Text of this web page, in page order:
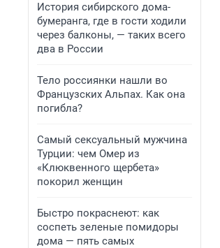
История сибирского дома-
бумеранга, где в гости ходили
через балконы, — таких всего
два в России
Тело россиянки нашли во
Французских Альпах. Как она
погибла?
Самый сексуальный мужчина
Турции: чем Омер из
«Клюквенного щербета»
покорил женщин
Быстро покраснеют: как
соспеть зеленые помидоры
дома — пять самых